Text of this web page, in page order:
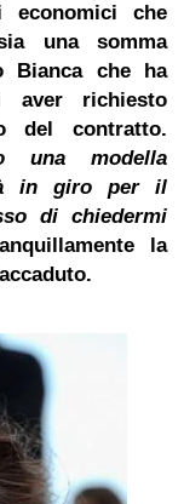
economici che
una somma
Bianca che ha
aver richiesto
del contratto.
una modella
in giro per il
di chiedermi
la